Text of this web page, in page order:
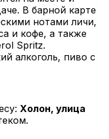
В барной карте
нотами личи,
и кофе, а также
Spritz.
алкоголь, пиво с
Холон, улица